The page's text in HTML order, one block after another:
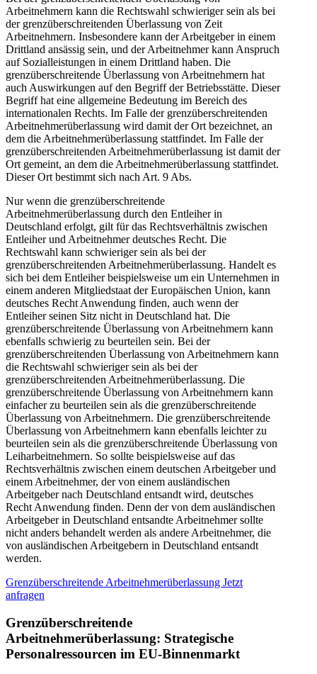
Arbeitnehmern kann die Rechtswahl schwieriger sein als bei
der grenzüberschreitenden Überlassung von Zeit
Arbeitnehmern. Insbesondere kann der Arbeitgeber in einem
Drittland ansässig sein, und der Arbeitnehmer kann Anspruch
auf Sozialleistungen in einem Drittland haben. Die
grenzüberschreitende Überlassung von Arbeitnehmern hat
auch Auswirkungen auf den Begriff der Betriebsstätte. Dieser
Begriff hat eine allgemeine Bedeutung im Bereich des
internationalen Rechts. Im Falle der grenzüberschreitenden
Arbeitnehmerüberlassung wird damit der Ort bezeichnet, an
dem die Arbeitnehmerüberlassung stattfindet. Im Falle der
grenzüberschreitenden Arbeitnehmerüberlassung ist damit der
Ort gemeint, an dem die Arbeitnehmerüberlassung stattfindet.
Dieser Ort bestimmt sich nach Art. 9 Abs.
Nur wenn die grenzüberschreitende
Arbeitnehmerüberlassung durch den Entleiher in
Deutschland erfolgt, gilt für das Rechtsverhältnis zwischen
Entleiher und Arbeitnehmer deutsches Recht. Die
Rechtswahl kann schwieriger sein als bei der
grenzüberschreitenden Arbeitnehmerüberlassung. Handelt es
sich bei dem Entleiher beispielsweise um ein Unternehmen in
einem anderen Mitgliedstaat der Europäischen Union, kann
deutsches Recht Anwendung finden, auch wenn der
Entleiher seinen Sitz nicht in Deutschland hat. Die
grenzüberschreitende Überlassung von Arbeitnehmern kann
ebenfalls schwierig zu beurteilen sein. Bei der
grenzüberschreitenden Überlassung von Arbeitnehmern kann
die Rechtswahl schwieriger sein als bei der
grenzüberschreitenden Arbeitnehmerüberlassung. Die
grenzüberschreitende Überlassung von Arbeitnehmern kann
einfacher zu beurteilen sein als die grenzüberschreitende
Überlassung von Arbeitnehmern. Die grenzüberschreitende
Überlassung von Arbeitnehmern kann ebenfalls leichter zu
beurteilen sein als die grenzüberschreitende Überlassung von
Leiharbeitnehmern. So sollte beispielsweise auf das
Rechtsverhältnis zwischen einem deutschen Arbeitgeber und
einem Arbeitnehmer, der von einem ausländischen
Arbeitgeber nach Deutschland entsandt wird, deutsches
Recht Anwendung finden. Denn der von dem ausländischen
Arbeitgeber in Deutschland entsandte Arbeitnehmer sollte
nicht anders behandelt werden als andere Arbeitnehmer, die
von ausländischen Arbeitgebern in Deutschland entsandt
werden.
Grenzüberschreitende Arbeitnehmerüberlassung Jetzt
anfragen
Grenzüberschreitende
Arbeitnehmerüberlassung: Strategische
Personalressourcen im EU-Binnenmarkt